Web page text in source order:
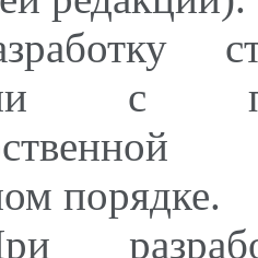
с
порядке.